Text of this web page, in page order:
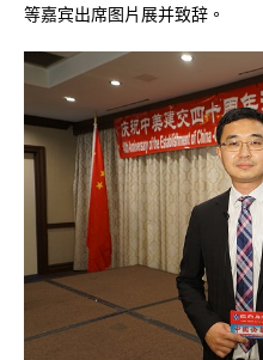
等嘉宾出席图片展并致辞。